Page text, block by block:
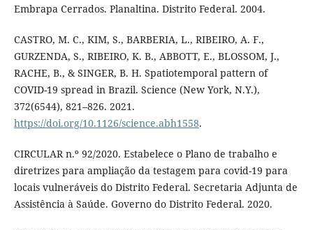
Embrapa Cerrados. Planaltina. Distrito Federal. 2004.
CASTRO, M. C., KIM, S., BARBERIA, L., RIBEIRO, A. F.,
GURZENDA, S., RIBEIRO, K. B., ABBOTT, E., BLOSSOM, J.,
RACHE, B., & SINGER, B. H. Spatiotemporal pattern of
COVID-19 spread in Brazil. Science (New York, N.Y.),
372(6544), 821–826. 2021.
https://doi.org/10.1126/science.abh1558.
CIRCULAR n.º 92/2020. Estabelece o Plano de trabalho e
diretrizes para ampliação da testagem para covid-19 para
locais vulneráveis do Distrito Federal. Secretaria Adjunta de
Assistência à Saúde. Governo do Distrito Federal. 2020.